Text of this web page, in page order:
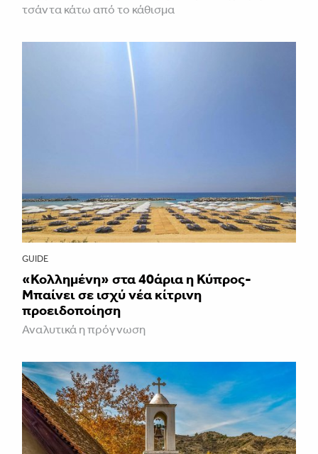
τσάντα κάτω από το κάθισμα
GUIDE
«Κολλημένη» στα 40άρια η Κύπρος-
Μπαίνει σε ισχύ νέα κίτρινη
προειδοποίηση
Αναλυτικά η πρόγνωση